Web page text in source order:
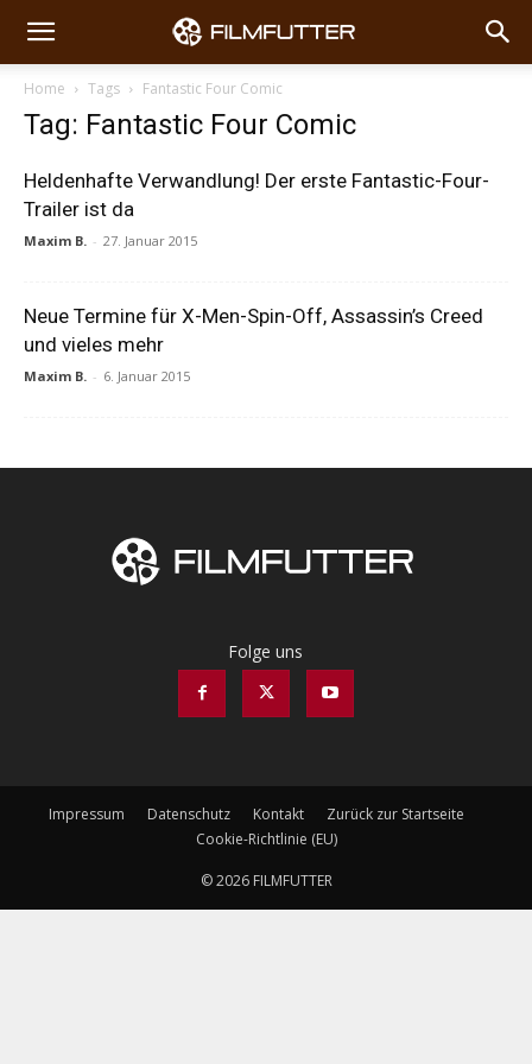
Home Tags Fantastic Four Comic
Tag: Fantastic Four Comic
Heldenhafte Verwandlung! Der erste Fantastic-Four-
Trailer ist da
Maxim B. - 27. Januar 2015
Neue Termine für X-Men-Spin-Off, Assassin’s Creed
und vieles mehr
Maxim B. - 6. Januar 2015
Folge uns
Impressum Datenschutz Kontakt
Zurück zur Startseite
Cookie-Richtlinie (EU)
© 2026 FILMFUTTER